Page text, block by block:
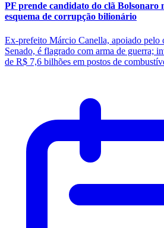
PF prende candidato do clã Bolsonaro
esquema de corrupção bilionário
Ex-prefeito Márcio Canella, apoiado pelo
Senado, é flagrado com arma de guerra;
de R$ 7,6 bilhões em postos de